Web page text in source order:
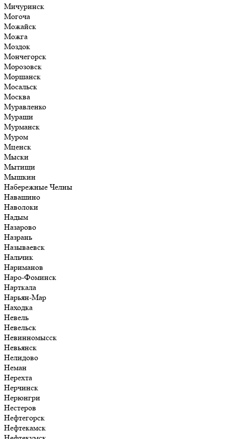
Мичуринск
Могоча
Можайск
Можга
Моздок
Мончегорск
Морозовск
Моршанск
Мосальск
Москва
Муравленко
Мураши
Мурманск
Муром
Мценск
Мыски
Мытищи
Мышкин
Набережные Челны
Навашино
Наволоки
Надым
Назарово
Назрань
Называевск
Нальчик
Нариманов
Наро-Фоминск
Нарткала
Нарьян-Мар
Находка
Невель
Невельск
Невинномысск
Невьянск
Нелидово
Неман
Нерехта
Нерчинск
Нерюнгри
Нестеров
Нефтегорск
Нефтекамск